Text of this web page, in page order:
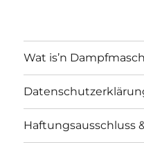
Wat is’n
Haftungsausschluss